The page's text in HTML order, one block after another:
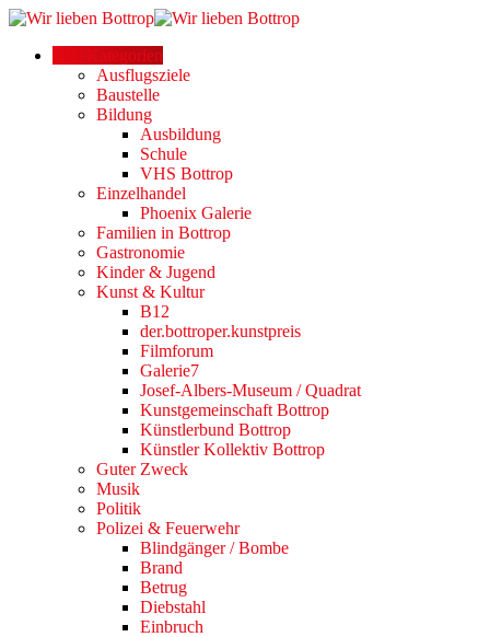
Alle Kategorien
Ausflugsziele
Baustelle
Bildung
Ausbildung
Schule
VHS Bottrop
Einzelhandel
Phoenix Galerie
Familien in Bottrop
Gastronomie
Kinder & Jugend
Kunst & Kultur
B12
der.bottroper.kunstpreis
Filmforum
Galerie7
Josef-Albers-Museum / Quadrat
Kunstgemeinschaft Bottrop
Künstlerbund Bottrop
Künstler Kollektiv Bottrop
Guter Zweck
Musik
Politik
Polizei & Feuerwehr
Blindgänger / Bombe
Brand
Betrug
Diebstahl
Einbruch